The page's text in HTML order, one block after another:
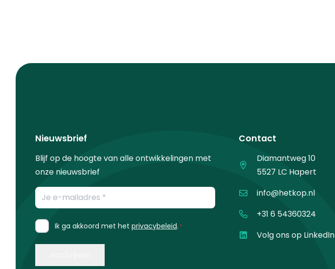
Nieuwsbrief
Blijf op de hoogte van alle ontwikkelingen met
onze nieuwsbrief
E-
mailadres
*
Instemming
Ik ga akkoord met het privacybeleid. *
Contact
Diamantweg 10
5527 LC Hapert
info@hetkop.nl
+31 6 54360324
Volg ons op LinkedIn